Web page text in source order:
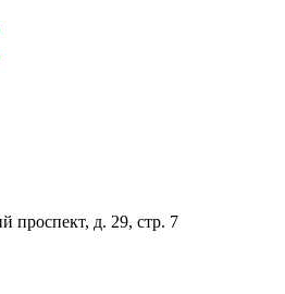
проспект, д. 29, стр. 7